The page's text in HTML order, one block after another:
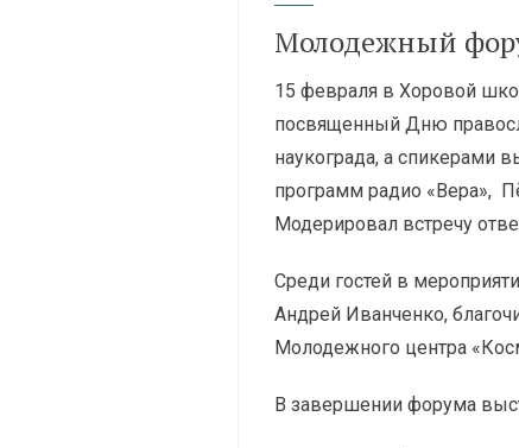
Молодежный
15 февраля в Хоровой
посвященный Дню
наукограда, а спикерами
программ радио «Вера»,
Модерировал встречу
Среди гостей в
Андрей Иванченко,
Молодежного центра
В завершении форума